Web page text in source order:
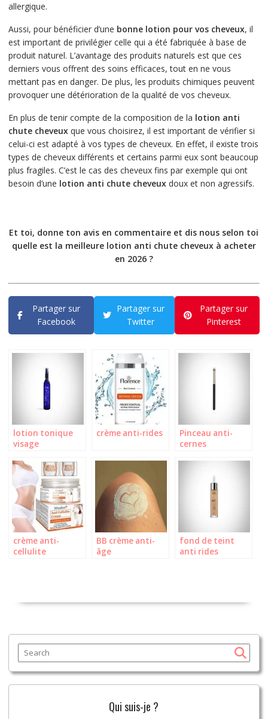
allergique.
Aussi, pour bénéficier d’une bonne lotion pour vos cheveux, il
est important de privilégier celle qui a été fabriquée à base de
produit naturel. L’avantage des produits naturels est que ces
derniers vous offrent des soins efficaces, tout en ne vous
mettant pas en danger. De plus, les produits chimiques peuvent
provoquer une détérioration de la qualité de vos cheveux.
En plus de tenir compte de la composition de la lotion anti
chute cheveuxque vous choisirez, il est important de vérifier si
celui-ci est adapté à vos types de cheveux. En effet, il existe trois
types de cheveux différents et certains parmi eux sont beaucoup
plus fragiles. C’est le cas des cheveux fins par exemple qui ont
besoin d’une lotion anti chute cheveuxdoux et non agressifs.
Et toi, donne ton avis en commentaire et dis nous selon toi
quelle est la meilleure lotion anti chute cheveux à acheter
en 2026 ?
Partager sur
Facebook
Partager sur
Twitter
Partager sur
Pinterest
lotion tonique
visage
crème anti-rides
Pinceau anti-
cernes
crème anti-
cellulite
BB crème anti-
âge
fond de teint
anti rides
Qui suis-je ?